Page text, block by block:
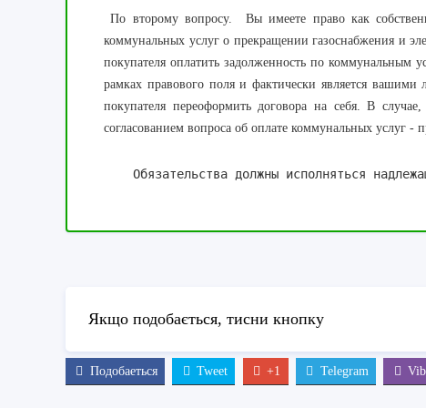
По второму вопросу. Вы имеете право как
коммунальных услуг о прекращении газоснабжения и
покупателя оплатить задолженность по коммунальным
рамках правового поля и фактически является
покупателя переоформить договора на себя. В
согласованием вопроса об оплате коммунальных услуг -
Обязательства должны исполняться
Якщо подобається, тисни кнопку
Подобаеться Tweet +1 Telegram